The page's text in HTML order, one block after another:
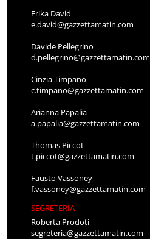
Erika David
e.david@gazzettamatin.com
Davide Pellegrino
d.pellegrino@gazzettamatin.com
Cinzia Timpano
c.timpano@gazzettamatin.com
Arianna Papalia
a.papalia@gazzettamatin.com
Thomas Piccot
t.piccot@gazzettamatin.com
Fausto Vassoney
f.vassoney@gazzettamatin.com
SEGRETERIA
Roberta Prodoti
segreteria@gazzettamatin.com